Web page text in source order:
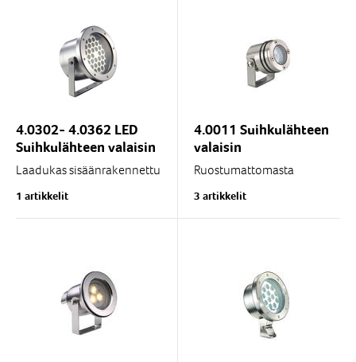
ulkoalueiden...
4.0302- 4.0362 LED
Suihkulähteen valaisin
Laadukas sisäänrakennettu
suihkulähteille.
1 artikkelit
4.0011 Suihkulähteen
valaisin
Ruostumattomasta
suihkulähde valaistus
pienille suihkulähteille ja
3 artikkelit